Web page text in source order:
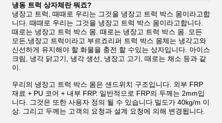
냉동 트럭 상자체란 뭐죠?
냉장고 트럭, 때때로 우리는 그것을 냉장고 트럭 박스 몸이라고합
니다. 때때로 우리는 그것을 냉장고 트럭 박스 몸이라고합니다.
때로는 냉장고 트럭 박스 몸. 때로는 냉장고 트럭 박스 몸. 모든
모든,냉장고 트럭이라고 부르죠리퍼 트럭 박스 몸체는 냉각고와
신선하게 유지해야 할 화물을 충전 할 수있는 상자입니다. 아이스
크림, 냉각 닭고기, 냉각 생선, 냉장고 고기, 때로는 채소 등과 같
이.
우리의 냉장고 트럭 박스 몸은 샌드위치 구조입니다. 외부 FRP
재료 + PU 코어 + 내부 FRP. 일반적으로 FRP의 두께는 2mm입
니다. 그것은 또한 사용자 정의 될 수 있습니다.밀도가 40kg/m 이
상. 그리고 두께는 고객의 요청과 설계 요청에 의해 변경됩니다.